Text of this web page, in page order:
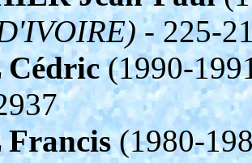
- 225-
(1990-
(1980-